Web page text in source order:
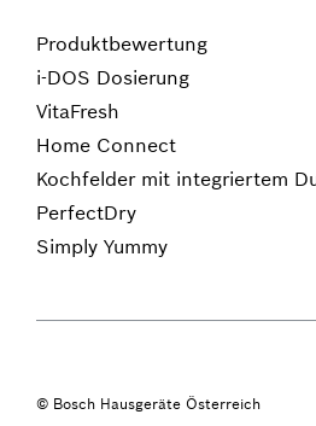
Produktbewertung
i-DOS Dosierung
VitaFresh
Home Connect
Kochfelder mit integriertem
PerfectDry
Simply Yummy
© Bosch Hausgeräte Österreich